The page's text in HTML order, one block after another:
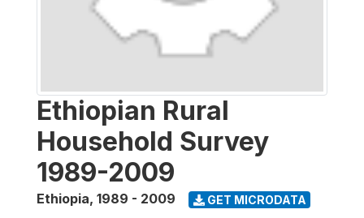
Ethiopian Rural
Household Survey
1989-2009
Ethiopia, 1989 - 2009 GET MICRODATA